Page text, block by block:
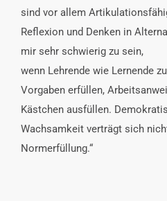
sind vor allem
Reflexion und Denken in
mir sehr schwierig zu sein,
wenn Lehrende wie Lernende
Vorgaben erfüllen,
Kästchen ausfüllen.
Wachsamkeit verträgt sich
Normerfüllung.“